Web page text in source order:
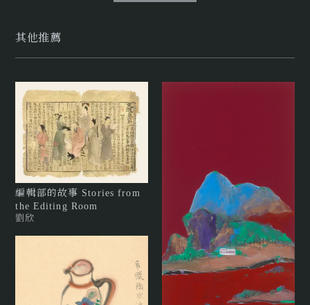
其他推薦
編輯部的故事 Stories from
the Editing Room
劉欣